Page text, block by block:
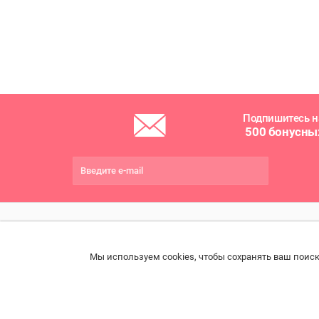
Подпишитесь
500
Мы используем cookies, чтобы сохранять ваш
Каталог